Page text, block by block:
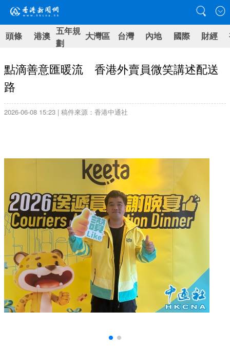
頭條 港澳 五年規
劃
大灣區 台灣 內地 國際 財經
點滴善意匯暖流 香港外賣員微笑講述配送
路
2026-06-08 15:23 | 稿件來源：香港中通社